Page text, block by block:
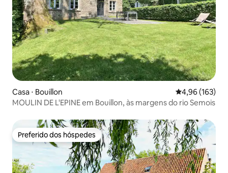
Casa ⋅ Bouillon 4,96 de uma
4,96 (163)
MOULIN DE L'EPINE em Bouillon, às margens do rio Semois
Preferido dos hóspedes
Preferido dos hóspedes